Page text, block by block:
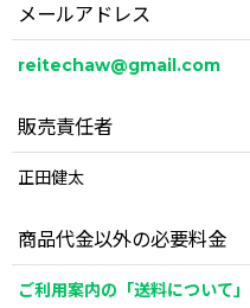
メールアドレス
reitechaw@gmail.com
販売責任者
正田健太
商品代金以外の必要料金
ご利用案内の「送料について」